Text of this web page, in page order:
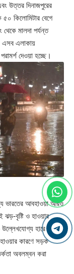
উত্তর দিনাজপুরের
কিলোমিটার বেগে
থেকে মালদা পর্যন্ত
এসব এলাকায়
দেওয়া হচ্ছে।
ভারতের আবহাওয়া আরও
ঝড়-বৃষ্টি ও হাওয়ার
উল্লেখযোগ্য হারে কমবে,
কারণে সড়ক
অবলম্বন করা